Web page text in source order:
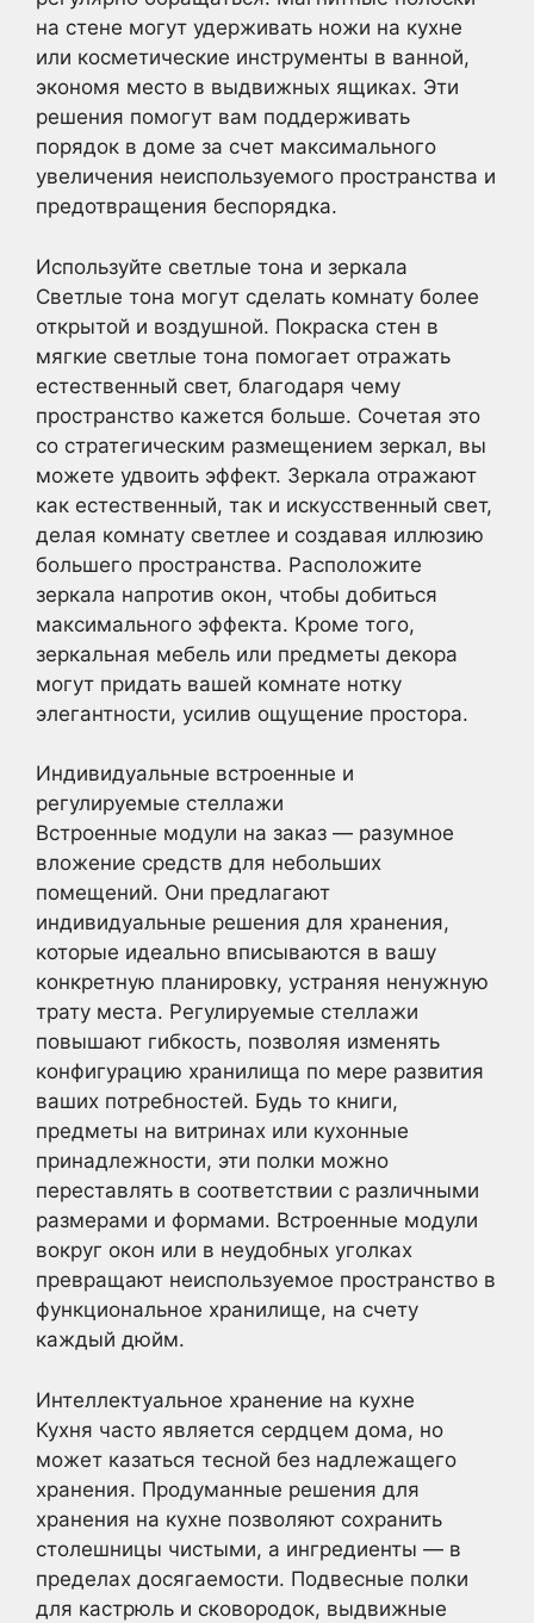
на стене могут удерживать ножи на кухне
или косметические инструменты в ванной,
экономя место в выдвижных ящиках. Эти
решения помогут вам поддерживать
порядок в доме за счет максимального
увеличения неиспользуемого пространства и
предотвращения беспорядка.
Используйте светлые тона и зеркала
Светлые тона могут сделать комнату более
открытой и воздушной. Покраска стен в
мягкие светлые тона помогает отражать
естественный свет, благодаря чему
пространство кажется больше. Сочетая это
со стратегическим размещением зеркал, вы
можете удвоить эффект. Зеркала отражают
как естественный, так и искусственный свет,
делая комнату светлее и создавая иллюзию
большего пространства. Расположите
зеркала напротив окон, чтобы добиться
максимального эффекта. Кроме того,
зеркальная мебель или предметы декора
могут придать вашей комнате нотку
элегантности, усилив ощущение простора.
Индивидуальные встроенные и
регулируемые стеллажи
Встроенные модули на заказ — разумное
вложение средств для небольших
помещений. Они предлагают
индивидуальные решения для хранения,
которые идеально вписываются в вашу
конкретную планировку, устраняя ненужную
трату места. Регулируемые стеллажи
повышают гибкость, позволяя изменять
конфигурацию хранилища по мере развития
ваших потребностей. Будь то книги,
предметы на витринах или кухонные
принадлежности, эти полки можно
переставлять в соответствии с различными
размерами и формами. Встроенные модули
вокруг окон или в неудобных уголках
превращают неиспользуемое пространство в
функциональное хранилище, на счету
каждый дюйм.
Интеллектуальное хранение на кухне
Кухня часто является сердцем дома, но
может казаться тесной без надлежащего
хранения. Продуманные решения для
хранения на кухне позволяют сохранить
столешницы чистыми, а ингредиенты — в
пределах досягаемости. Подвесные полки
для кастрюль и сковородок, выдвижные